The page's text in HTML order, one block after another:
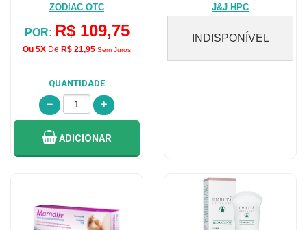
ZODIAC OTC
POR: R$ 109,75
Ou 5X De R$ 21,95 Sem Juros
QUANTIDADE
ADICIONAR
J&J HPC
INDISPONÍVEL